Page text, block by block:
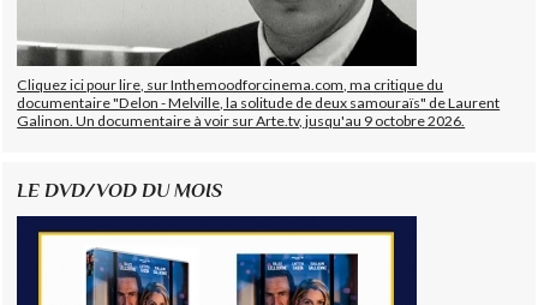
Cliquez ici pour lire, sur Inthemoodforcinema.com, ma critique du
documentaire "Delon - Melville, la solitude de deux samouraïs" de Laurent
Galinon. Un documentaire à voir sur Arte.tv, jusqu'au 9 octobre 2026.
LE DVD/VOD DU MOIS